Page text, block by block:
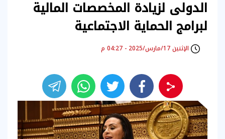
الدولى لزيادة المخصصات المالية
لبرامج الحماية الاجتماعية
الإثنين 17/مارس/2025 - 04:27 م